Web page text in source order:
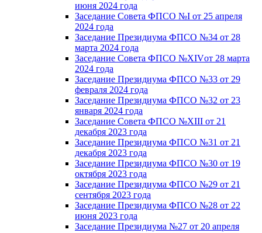
июня 2024 года
Заседание Совета ФПСО №I от 25 апреля
2024 года
Заседание Президиума ФПСО №34 от 28
марта 2024 года
Заседание Совета ФПСО №XIVот 28 марта
2024 года
Заседание Президиума ФПСО №33 от 29
февраля 2024 года
Заседание Президиума ФПСО №32 от 23
января 2024 года
Заседание Совета ФПСО №XIII от 21
декабря 2023 года
Заседание Президиума ФПСО №31 от 21
декабря 2023 года
Заседание Президиума ФПСО №30 от 19
октября 2023 года
Заседание Президиума ФПСО №29 от 21
сентября 2023 года
Заседание Президиума ФПСО №28 от 22
июня 2023 года
Заседание Президиума №27 от 20 апреля